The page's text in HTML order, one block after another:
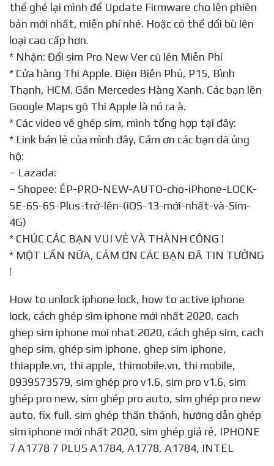
thể ghé lại mình để Update Firmware cho lên phiên
bản mới nhất, miễn phí nhé. Hoặc có thể đổi bù lên
loại cao cấp hơn.
* Nhận: Đổi sim Pro New Ver cũ lên Miễn Phí
* Cửa hàng Thi Apple. Điện Biên Phủ, P15, Bình
Thạnh, HCM. Gần Mercedes Hàng Xanh. Các bạn lên
Google Maps gõ Thi Apple là nó ra à.
* Các video về ghép sim, mình tổng hợp tại đây:
* Link bán lẻ của mình đây, Cám ơn các bạn đã ủng
hộ:
– Lazada:
– Shopee: ÉP-PRO-NEW-AUTO-cho-iPhone-LOCK-
SE-6S-6S-Plus-trở-lên-(iOS-13-mới-nhất-và-Sim-
4G)
* CHÚC CÁC BẠN VUI VẺ VÀ THÀNH CÔNG !
* MỘT LẦN NỮA, CÁM ƠN CÁC BẠN ĐÃ TIN TƯỞNG
!
how to unlock iphone lock, how to active iphone
lock, cách ghép sim iphone mới nhất 2020, cach
ghep sim iphone moi nhat 2020, cách ghép sim, cach
ghep sim, ghép sim iphone, ghep sim iphone,
thiapple.vn, thi apple, thimobile.vn, thi mobile,
0939573579, sim ghép pro v1.6, sim pro v1.6, sim
ghép pro new, sim ghép pro auto, sim ghép pro new
auto, fix full, sim ghép thần thánh, hướng dẫn ghép
sim iphone mới nhất 2020, sim ghép giá rẻ, IPHONE
7 A1778 7 PLUS A1784, A1778, A1784, INTEL